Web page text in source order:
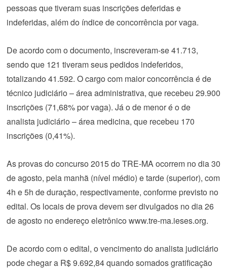
pessoas que tiveram suas inscrições deferidas e
indeferidas, além do índice de concorrência por vaga.
De acordo com o documento, inscreveram-se 41.713,
sendo que 121 tiveram seus pedidos indeferidos,
totalizando 41.592. O cargo com maior concorrência é de
técnico judiciário – área administrativa, que recebeu 29.900
inscrições (71,68% por vaga). Já o de menor é o de
analista judiciário – área medicina, que recebeu 170
inscrições (0,41%).
As provas do concurso 2015 do TRE-MA ocorrem no dia 30
de agosto, pela manhã (nível médio) e tarde (superior), com
4h e 5h de duração, respectivamente, conforme previsto no
edital. Os locais de prova devem ser divulgados no dia 26
de agosto no endereço eletrônico www.tre-ma.ieses.org.
De acordo com o edital, o vencimento do analista judiciário
pode chegar a R$ 9.692,84 quando somados gratificação